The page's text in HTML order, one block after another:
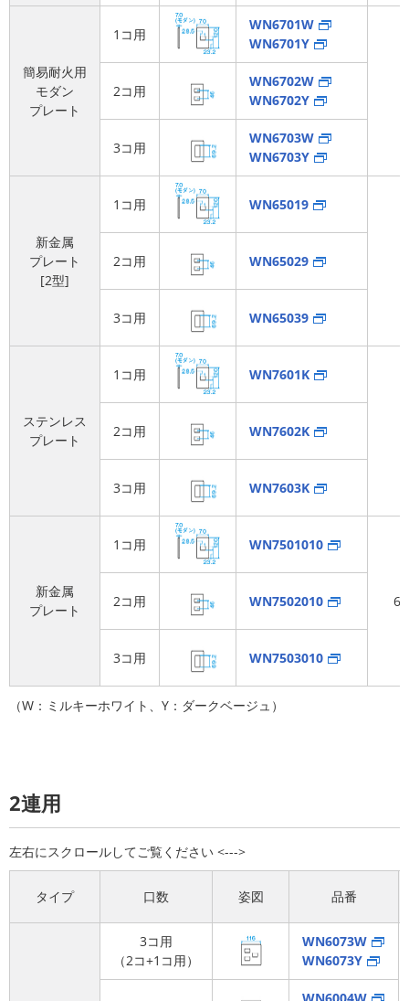
簡易耐火用
モダン
プレート
1コ用
WN6701W
WN6701Y
2コ用
WN6702W
WN6702Y
3コ用
WN6703W
WN6703Y
新金属
プレート
[2型]
1コ用 WN65019
2コ用 WN65029
3コ用 WN65039
ステンレス
プレート
1コ用 WN7601K
2コ用 WN7602K
3コ用 WN7603K
新金属
プレート
1コ用 WN7501010
2コ用 WN7502010
3コ用 WN7503010
（W：ミルキーホワイト、Y：ダークベージュ）
2連用
タイプ 口数 姿図 品番
3コ用
（2コ+1コ用）
WN6073W
WN6073Y
WN6004W